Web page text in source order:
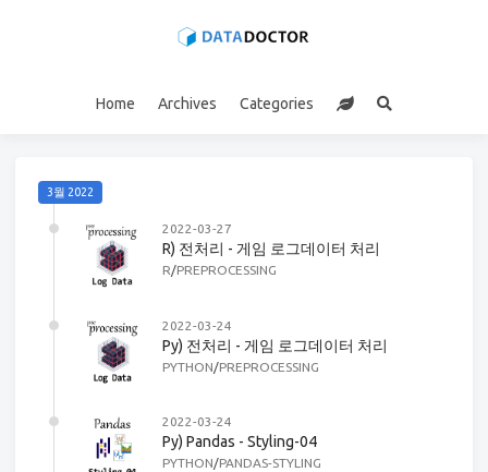
Home Archives Categories
3월 2022
2022-03-27
R) 전처리 - 게임 로그데이터 처리
R/PREPROCESSING
2022-03-24
Py) 전처리 - 게임 로그데이터 처리
PYTHON/PREPROCESSING
2022-03-24
Py) Pandas - Styling-04
PYTHON/PANDAS-STYLING